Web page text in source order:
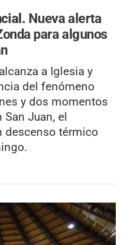
Nueva alerta
para algunos
a Iglesia y
del fenómeno
y dos momentos
San Juan, el
descenso térmico